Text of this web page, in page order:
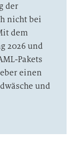
der
nicht bei
dem
2026 und
Pakets
einen
und